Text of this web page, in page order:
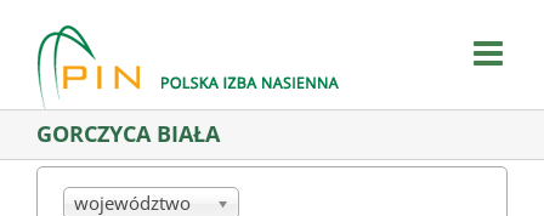
content
GORCZYCA BIAŁA
województwo